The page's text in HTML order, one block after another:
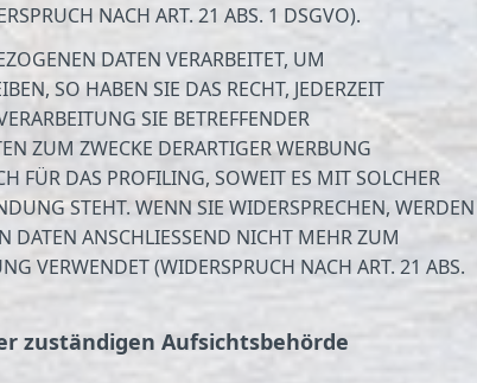
NACH ART. 21 ABS. 1 DSGVO).
DATEN VERARBEITET, UM
SO HABEN SIE DAS RECHT, JEDERZEIT
SIE BETREFFENDER
ZUM ZWECKE DERARTIGER WERBUNG
FÜR DAS PROFILING, SOWEIT ES MIT SOLCHER
STEHT. WENN SIE WIDERSPRECHEN, WERDEN
DATEN ANSCHLIESSEND NICHT MEHR ZUM
VERWENDET (WIDERSPRUCH NACH ART. 21 ABS.
zuständigen Aufsichts­behörde